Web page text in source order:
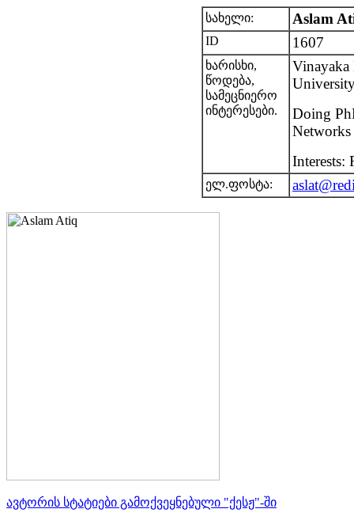
სახელი: Aslam
ID 1607
ხარისხი,
წოდება,
სამეცნიერო
ინტერესები.
Vinayaka
Doing
Interests:
ელ.ფოსტა:
ავტორის სტატიები გამოქვეყნებული "ქესჟ"-ში